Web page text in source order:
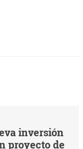
inversión
proyecto de